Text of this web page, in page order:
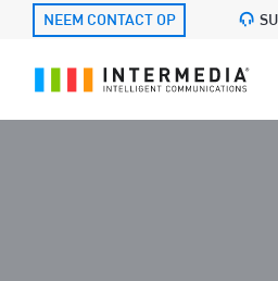
NEEM CONTACT OP